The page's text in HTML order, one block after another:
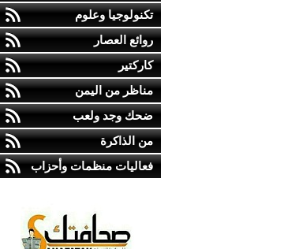
تكنولوجيا وعلوم
روائع العصار
كاركتير
مناظر من اليمن
ضحك وجد ولعب
من الذاكرة
فعاليات منظمات وأحزاب